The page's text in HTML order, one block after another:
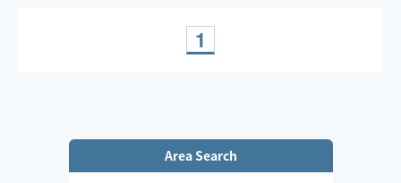
本来のパフォーマンスに戻るお手伝いをしています。
1
Area Search